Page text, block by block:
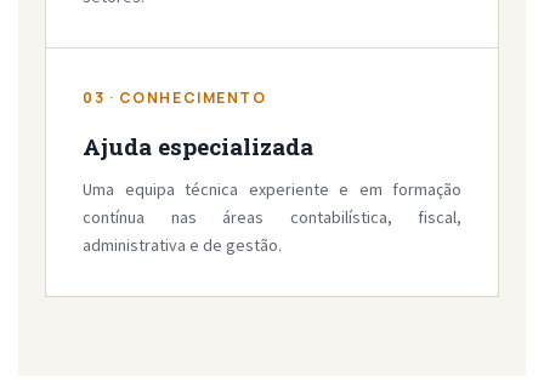
03 · CONHECIMENTO
Ajuda especializada
Uma equipa técnica experiente e em formação
contínua nas áreas contabilística, fiscal,
administrativa e de gestão.